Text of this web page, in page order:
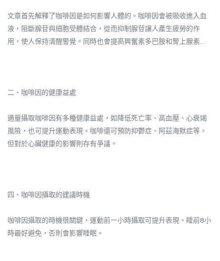
文章首先解釋了咖啡因是如何影響人體的。咖啡因會被吸收進入血
液，阻斷腺苷與細胞受體結合，從而抑制腺苷讓人產生疲勞的作
用，使人保持清醒警覺。同時也會提高興奮素多巴胺和腎上腺素的
二、咖啡因的健康益處
適量攝取咖啡因有多種健康益處，如降低死亡率、高血壓、心衰竭
風險，也可提升運動表現。咖啡還可預防抑鬱症、阿茲海默症等。
但對於心臟健康的影響則存有爭議。
四、咖啡因攝取的建議時機
咖啡因攝取的時機很關鍵，運動前一小時攝取可提升表現。睡前8小
時最好避免，否則會影響睡眠。